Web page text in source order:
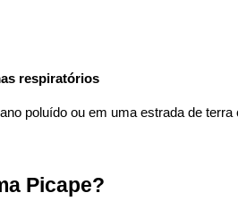
respiratórios
poluído ou em uma estrada de terra
Picape?